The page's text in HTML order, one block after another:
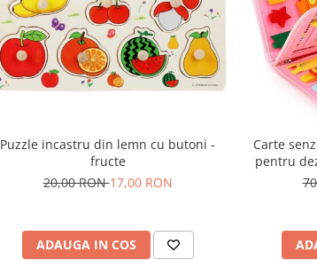
Puzzle incastru din lemn cu butoni -
fructe
20,00 RON17,00 RON
ADAUGA IN COS
Carte
pentru